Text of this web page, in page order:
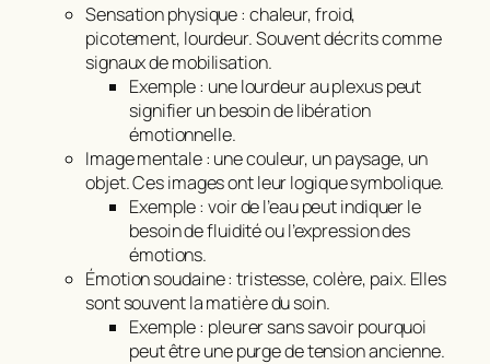
Sensation physique : chaleur, froid,
picotement, lourdeur. Souvent décrits comme
signaux de mobilisation.
Exemple : une lourdeur au plexus peut
signifier un besoin de libération
émotionnelle.
Image mentale : une couleur, un paysage, un
objet. Ces images ont leur logique symbolique.
Exemple : voir de l’eau peut indiquer le
besoin de fluidité ou l’expression des
émotions.
Émotion soudaine : tristesse, colère, paix. Elles
sont souvent la matière du soin.
Exemple : pleurer sans savoir pourquoi
peut être une purge de tension ancienne.